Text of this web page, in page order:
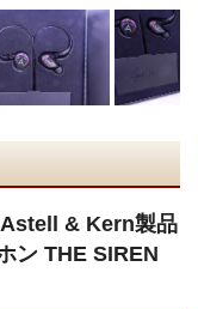
Astell & Kern製品
ン THE SIREN